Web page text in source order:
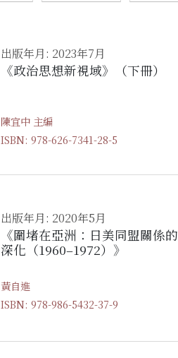
出版年月: 2023年7月
《政治思想新視域》（下冊）
陳宜中 主編
ISBN: 978-626-7341-28-5
出版年月: 2020年5月
《圍堵在亞洲：日美同盟關係的
深化（1960–1972）》
黃自進
ISBN: 978-986-5432-37-9